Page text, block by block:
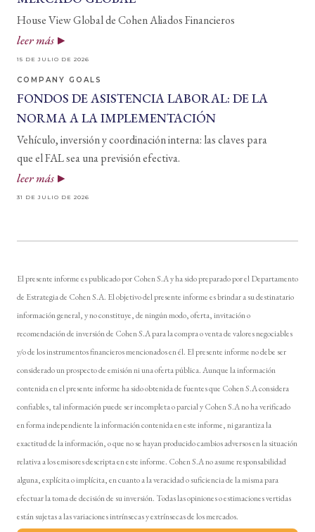
House View Global de Cohen Aliados Financieros
leer más
15 DE JULIO DE 2026
COMPANY GOALS
FONDOS DE ASISTENCIA LABORAL: DE LA
NORMA A LA IMPLEMENTACIÓN
Vehículo, inversión y coordinación interna: las claves para
que el FAL sea una previsión efectiva.
leer más
31 DE JULIO DE 2026
El presente informe es publicado por Cohen S.A y ha sido preparado por el Departamento
de Estrategia de Cohen S.A. El objetivo del presente informe es brindar a su destinatario
información general, y no constituye, de ningún modo, oferta, invitación o
recomendación de inversión de Cohen S.A para la compra o venta de valores negociables
y/o de los instrumentos financieros mencionados en él. El presente informe no debe ser
considerado un prospecto de emisión ni una oferta pública. Aunque la información
contenida en el presente informe ha sido obtenida de fuentes que Cohen S.A considera
confiables, tal información puede ser incompleta o parcial y Cohen S.A no ha verificado
en forma independiente la información contenida en este informe, ni garantiza la
exactitud de la información, o que no se hayan producido cambios adversos en la situación
relativa a los emisores descripta en este informe. Cohen S.A no asume responsabilidad
alguna, explícita o implícita, en cuanto a la veracidad o suficiencia de la misma para
efectuar la toma de decisión de su inversión. Todas las opiniones o estimaciones vertidas
están sujetas a las variaciones intrínsecas y extrínsecas de los mercados.